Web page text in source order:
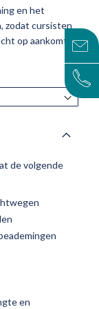
en het
zodat cursisten
op aankomt.
de volgende
en